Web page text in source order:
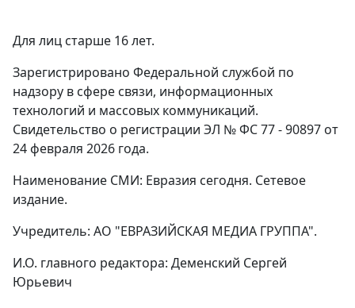
Для лиц старше 16 лет.
Зарегистрировано Федеральной службой по
надзору в сфере связи, информационных
технологий и массовых коммуникаций.
Свидетельство о регистрации ЭЛ № ФС 77 - 90897 от
24 февраля 2026 года.
Наименование СМИ: Евразия сегодня. Сетевое
издание.
Учредитель: АО "ЕВРАЗИЙСКАЯ МЕДИА ГРУППА".
И.О. главного редактора: Деменский Сергей
Юрьевич